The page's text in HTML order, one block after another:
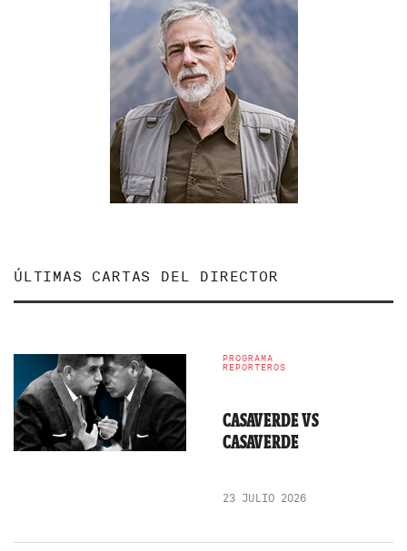
ÚLTIMAS CARTAS DEL DIRECTOR
PROGRAMA
REPORTEROS
CASAVERDE VS
CASAVERDE
23 JULIO 2026